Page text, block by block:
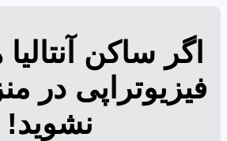
اگر ساکن
فیزیوتراپی در
نشوید!